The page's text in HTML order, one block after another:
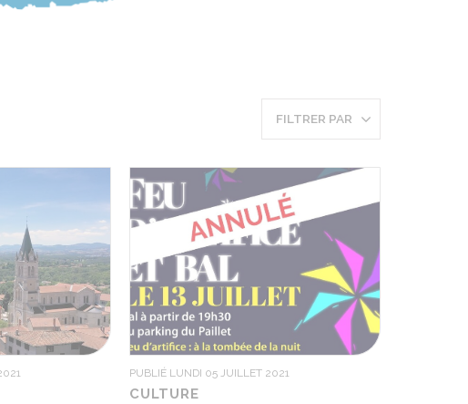
FILTRER PAR
PUBLIÉ LUNDI 05 JUILLET 2021
CULTURE